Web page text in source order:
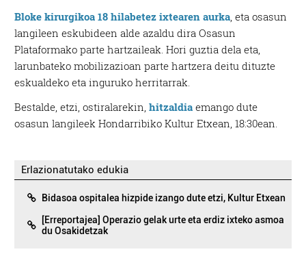
Bloke kirurgikoa 18 hilabetez ixtearen aurka, eta osasun
langileen eskubideen alde azaldu dira Osasun
Plataformako parte hartzaileak. Hori guztia dela eta,
larunbateko mobilizazioan parte hartzera deitu dituzte
eskualdeko eta inguruko herritarrak.
Bestalde, etzi, ostiralarekin, hitzaldia emango dute
osasun langileek Hondarribiko Kultur Etxean, 18:30ean.
Erlazionatutako edukia
Bidasoa ospitalea hizpide izango dute etzi, Kultur Etxean
[Erreportajea] Operazio gelak urte eta erdiz ixteko asmoa
du Osakidetzak